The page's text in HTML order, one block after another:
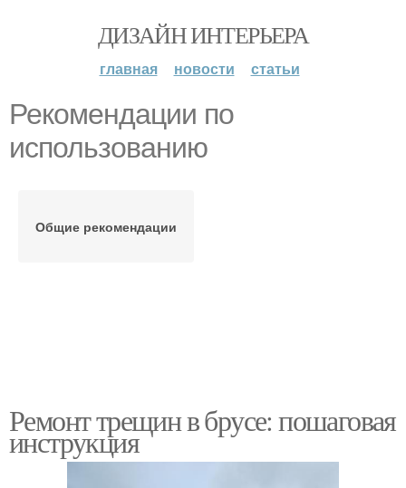
ДИЗАЙН ИНТЕРЬЕРА
главная новости статьи
Рекомендации по
использованию
Общие рекомендации
Ремонт трещин в брусе: пошаговая
инструкция